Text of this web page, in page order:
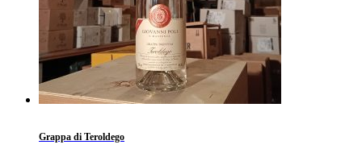
Grappa di Teroldego